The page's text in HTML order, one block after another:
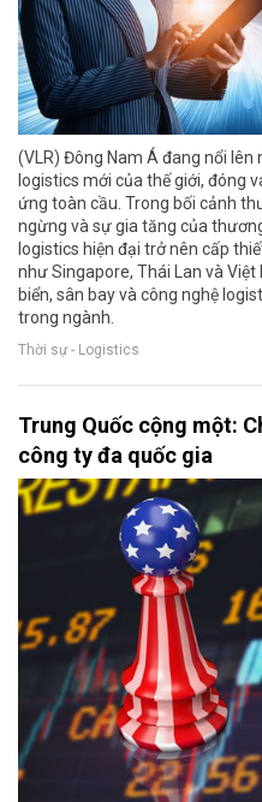
(VLR) Đông Nam Á đang nổi
logistics mới của thế giới, đóng
ứng toàn cầu. Trong bối cảnh
ngừng và sự gia tăng của
logistics hiện đại trở nên cấp
như Singapore, Thái Lan và
biển, sân bay và công nghệ
trong ngành.
Thời sự - Logistics
Trung Quốc cộng một:
công ty đa quốc gia